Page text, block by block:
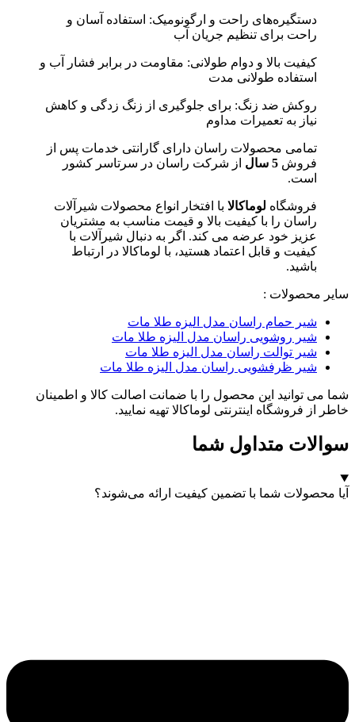
دستگیره‌های راحت و ارگونومیک: استفاده آسان و
راحت برای تنظیم جریان آب
کیفیت بالا و دوام طولانی: مقاومت در برابر فشار آب و
استفاده طولانی مدت
روکش ضد زنگ: برای جلوگیری از زنگ زدگی و کاهش
نیاز به تعمیرات مداوم
تمامی محصولات راسان دارای گارانتی خدمات پس از
فروش 5 سال
از شرکت راسان در سرتاسر کشور
است.
فروشگاه لوماکالا با افتخار انواع محصولات شیرآلات
راسان را با کیفیت بالا و قیمت مناسب به مشتریان
عزیز خود عرضه می کند. اگر به دنبال شیرآلات با
کیفیت و قابل اعتماد هستید، با لوماکالا در ارتباط
باشید.
سایر محصولات :
شیر حمام راسان مدل الیزه طلا مات
شیر روشویی راسان مدل الیزه طلا مات
شیر توالت راسان مدل الیزه طلا مات
شیر ظرفشویی راسان مدل الیزه طلا مات
شما می توانید این محصول را با ضمانت اصالت کالا و اطمینان
خاطر از فروشگاه اینترنتی لوماکالا تهیه نمایید.
سوالات متداول شما
آیا محصولات شما با تضمین کیفیت ارائه می‌شوند؟